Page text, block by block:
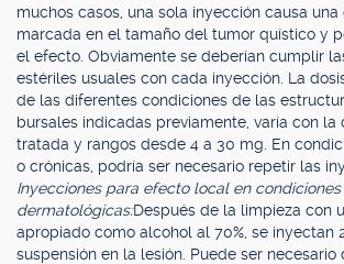
muchos casos, una sola inyección causa
marcada en el tamaño del tumor quístico y
el efecto. Obviamente se deberían cumplir
estériles usuales con cada inyección. La
de las diferentes condiciones de las
bursales indicadas previamente, varía con la
tratada y rangos desde 4 a 30 mg. En
o crónicas, podría ser necesario repetir las
Inyecciones para efecto local en condiciones
dermatológicas:Después de la limpieza con
apropiado como alcohol al 70%, se inyectan
suspensión en la lesión. Puede ser